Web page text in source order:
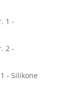
1 -
2 -
- Silikone